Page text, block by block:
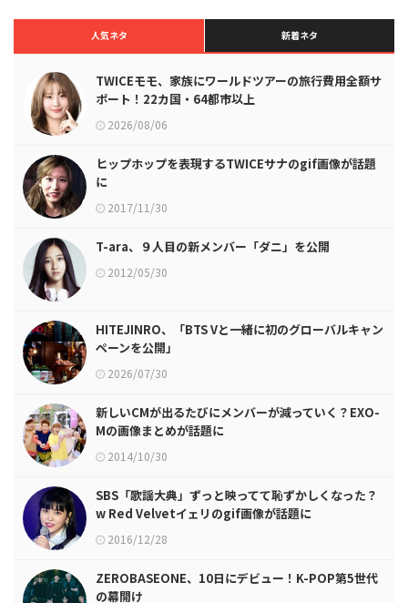
人気ネタ 新着ネタ
TWICEモモ、家族にワールドツアーの旅行費用全額サ
ポート！22カ国・64都市以上
2026/08/06
ヒップホップを表現するTWICEサナのgif画像が話題
に
2017/11/30
T-ara、９人目の新メンバー「ダニ」を公開
2012/05/30
HITEJINRO、「BTS Vと一緒に初のグローバルキャン
ペーンを公開」
2026/07/30
新しいCMが出るたびにメンバーが減っていく？EXO-
Mの画像まとめが話題に
2014/10/30
SBS「歌謡大典」ずっと映ってて恥ずかしくなった？
w Red Velvetイェリのgif画像が話題に
2016/12/28
ZEROBASEONE、10日にデビュー！K-POP第5世代
の幕開け